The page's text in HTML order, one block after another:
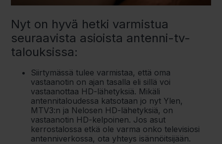
Nyt on hyvä hetki varmistua
seuraavista asioista antenni-tv-
talouksissa:
Siirtymässä tulee varmistaa, että oma
vastaanotin on ajan tasalla eli sillä voi
vastaanottaa HD-lähetyksiä. Mikäli
antennitaloudessa katsotaan jo nyt Ylen,
MTV3:n ja Nelosen HD-lähetyksiä, on
vastaanotin HD-kelpoinen. Jos asut
kerrostalossa etkä ole varma onko televisiosi
antenniverkossa, ota yhteys isännöitsijään.